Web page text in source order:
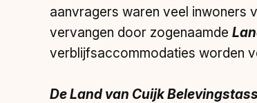
aanvragers waren veel inwoners
vervangen door zogenaamde
verblijfsaccommodaties worden
De Land van Cuijk